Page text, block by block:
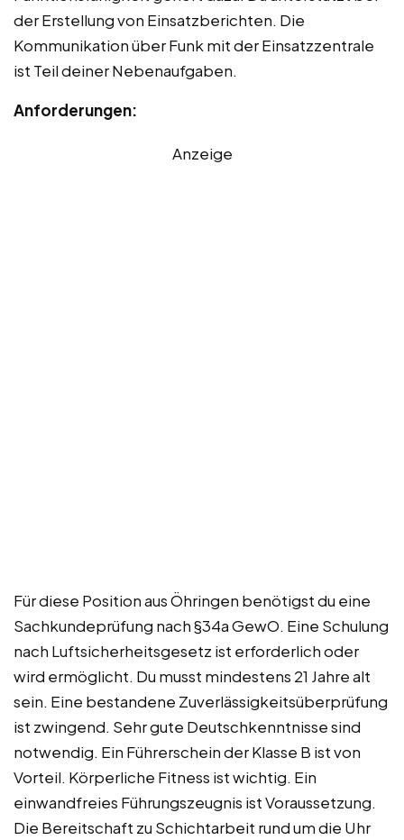
der Erstellung von Einsatzberichten. Die
Kommunikation über Funk mit der Einsatzzentrale
ist Teil deiner Nebenaufgaben.
Anforderungen:
Anzeige
Für diese Position aus Öhringen benötigst du eine
Sachkundeprüfung nach §34a GewO. Eine Schulung
nach Luftsicherheitsgesetz ist erforderlich oder
wird ermöglicht. Du musst mindestens 21 Jahre alt
sein. Eine bestandene Zuverlässigkeitsüberprüfung
ist zwingend. Sehr gute Deutschkenntnisse sind
notwendig. Ein Führerschein der Klasse B ist von
Vorteil. Körperliche Fitness ist wichtig. Ein
einwandfreies Führungszeugnis ist Voraussetzung.
Die Bereitschaft zu Schichtarbeit rund um die Uhr